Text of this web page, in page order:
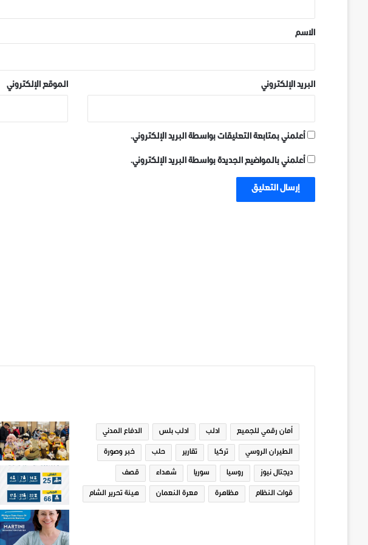
*الاسم
البريد الإلكتروني الموقع الإلكتروني
أعلمني بمتابعة التعليقات بواسطة البريد الإلكتروني.
أعلمني بالمواضيع الجديدة بواسطة البريد الإلكتروني.
أمان رقمي للجميع ادلب ادلب بلس الدفاع المدني
الطيران الروسي تركيا تقارير حلب خبر وصورة
ديجتال نيوز روسيا سوريا شهداء قصف
قوات النظام مظاهرة معرة النعمان هيئة تحرير الشام